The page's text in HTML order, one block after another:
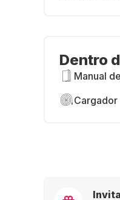
Dentro
Manual
Cargador